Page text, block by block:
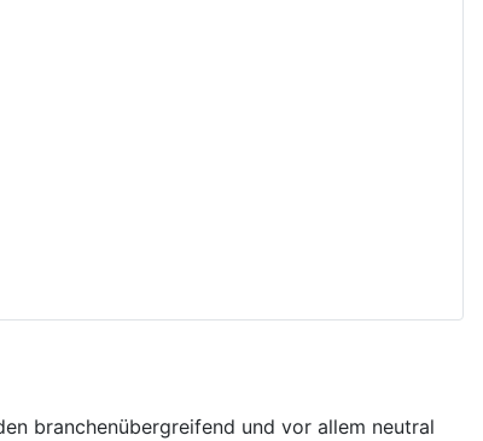
branchenübergreifend und vor allem neutral